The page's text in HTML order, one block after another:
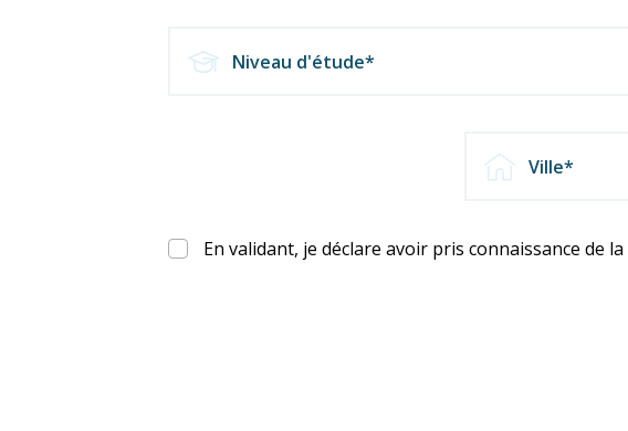
Niveau d'étude*
En validant, je déclare avoir pris connaissance de la